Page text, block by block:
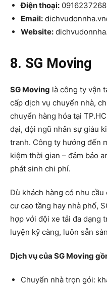
Điện thoại:
Email:
Website:
8. SG Moving
SG Moving là công ty vận
cấp dịch vụ chuyển nhà,
chuyển hàng hóa tại
đại, đội ngũ nhân sự giàu
tranh. Công ty hướng đến
kiệm thời gian – đảm bảo
phát sinh chi phí.
Dù khách hàng có nhu
cư cao tầng hay nhà phố,
hợp với đội xe tải đa dạng
luyện kỹ càng, luôn sẵn
Dịch vụ của SG Moving
Chuyển nhà trọn gói: